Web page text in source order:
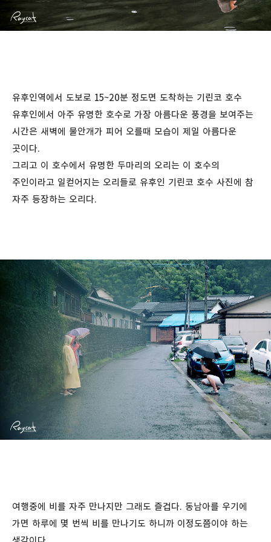
유후인역에서 도보로 15~20분 정도면 도착하는 기린코 호수
유후인에서 아주 유명한 호수로 가장 아름다운 풍경을 보여주는
시간은 새벽에 물안개가 피어 오를때 모습이 제일 아름다운
곳이다.
그리고 이 호수에서 유명한 두마리의 오리는 이 호수의
주인이라고 일컫어지는 오리들로 유후인 기린코 호수 사진에 참
자주 등장하는 오리다.
여행중에 비를 자주 만나지만 그래도 즐겁다. 동남아를 우기에
가면 하루에 몇 번씩 비를 만나기도 하니까 이정도쯤이야 하는